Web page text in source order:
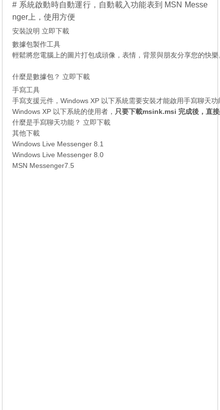
# 系統啟動時自動運行，自動載入功能表到 MSN Messe
nger上，使用方便
安裝說明 立即下載
數據包製作工具
輕鬆將您電腦上的圖片打包成頭像，表情，背景與朋友分享您的快
什麼是數據包？ 立即下載
手寫工具
手寫支援元件，Windows XP 以下系統需要安裝才能啟用手寫聊天功
Windows XP 以下系統的使用者， 只要下載msink.msi 完成後，直
什麼是手寫聊天功能？ 立即下載
其他下載
Windows Live Messenger 8.1
Windows Live Messenger 8.0
MSN Messenger7.5